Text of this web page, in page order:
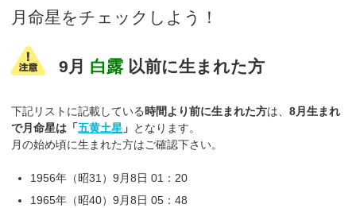
月命星をチェックしよう！
9月 白露以前に生まれた方
下記リストに記載している時間より前に生まれた方は、8月生まれ
で月命星は「五黄土星 」 となります。
月の始め頃に生まれた方はご確認下さい。
1956年（昭31）9月8日 01：20
1965年（昭40）9月8日 05：48